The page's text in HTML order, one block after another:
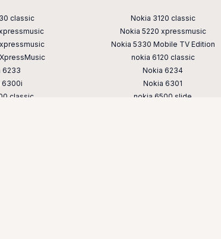
classic
Nokia 3120 classic
Nokia 5220 xpressmusic
Nokia 5330 Mobile TV Edition
nokia 6120 classic
6233
Nokia 6234
6300i
Nokia 6301
classic
nokia 6500 slide